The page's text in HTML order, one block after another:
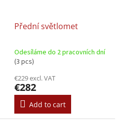
Přední světlomet
Odesíláme do 2 pracovních dní
(3 pcs)
€229 excl. VAT
€282
Add to cart